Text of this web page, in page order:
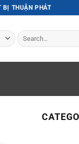
BỊ THUẬN PHÁT
Search
for: